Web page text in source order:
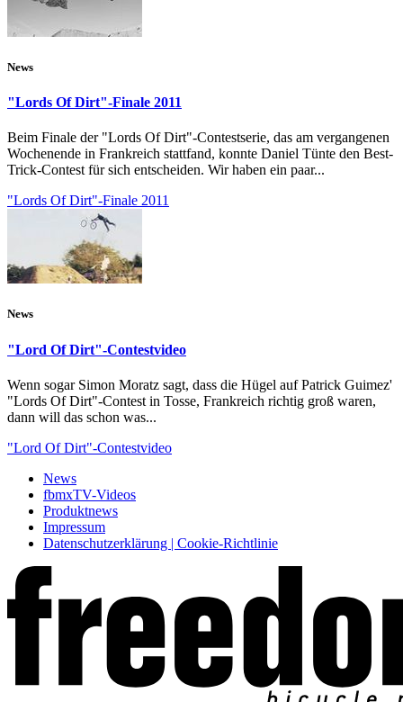
News
"Lords Of Dirt"-Finale 2011
Beim Finale der "Lords Of Dirt"-Contestserie, das am vergangenen
Wochenende in Frankreich stattfand, konnte Daniel Tünte den Best-
Trick-Contest für sich entscheiden. Wir haben ein paar...
"Lords Of Dirt"-Finale 2011
News
"Lord Of Dirt"-Contestvideo
Wenn sogar Simon Moratz sagt, dass die Hügel auf Patrick Guimez'
"Lords Of Dirt"-Contest in Tosse, Frankreich richtig groß waren,
dann will das schon was...
"Lord Of Dirt"-Contestvideo
News
fbmxTV-Videos
Produktnews
Impressum
Datenschutzerklärung | Cookie-Richtlinie